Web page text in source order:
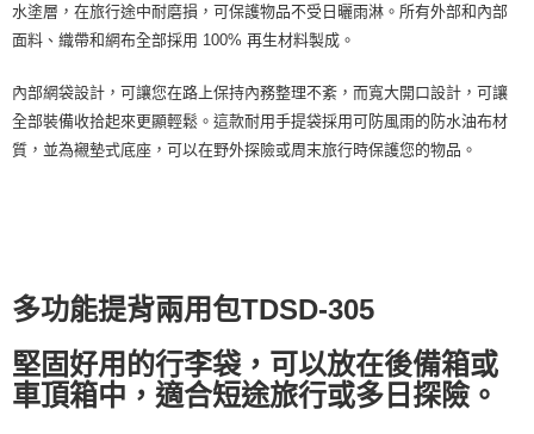
水塗層，在旅行途中耐磨損，可保護物品不受日曬雨淋。所有外部和內部
面料、織帶和網布全部採用 100% 再生材料製成。
內部網袋設計，可讓您在路上保持內務整理不紊，而寬大開口設計，可讓
全部裝備收拾起來更顯輕鬆。這款耐用手提袋採用可防風雨的防水油布材
質，並為襯墊式底座，可以在野外探險或周末旅行時保護您的物品。
多功能提背兩用包TDSD-305
堅固好用的行李袋，可以放在後備箱或
車頂箱中，適合短途旅行或多日探險。